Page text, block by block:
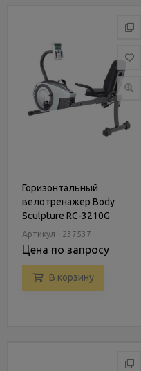
Горизонтальный
велотренажер Body
Sculpture RC-3210G
Артикул - 237537
Цена по запросу
В корзину